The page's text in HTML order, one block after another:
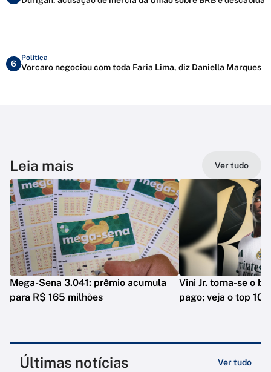
6
Política
Vorcaro negociou com toda Faria Lima, diz Daniella Marques
Leia mais Ver tudo
Mega-Sena 3.041: prêmio acumula
para R$ 165 milhões
Vini Jr. torna-se o
pago; veja o top 10
Últimas notícias Ver tudo